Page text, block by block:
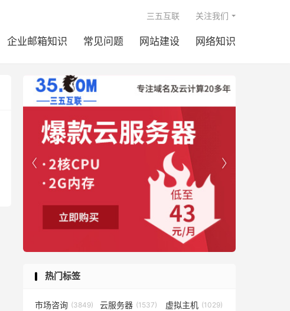
企业邮箱知识 常见问题 网站建设 网络知识
三五互联 关注我们


热门标签
市场咨询 (3849) 云服务器 (1537) 虚拟主机 (1029)